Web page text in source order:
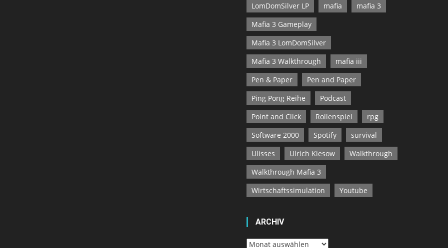
LomDomSilver LP
mafia
mafia 3
Mafia 3 Gameplay
Mafia 3 LomDomSilver
Mafia 3 Walkthrough
mafia iii
Pen & Paper
Pen and Paper
Ping Pong Reihe
Podcast
Point and Click
Rollenspiel
rpg
Software 2000
Spotify
survival
Ulisses
Ulrich Kiesow
Walkthrough
Walkthrough Mafia 3
Wirtschaftssimulation
Youtube
ARCHIV
Archiv